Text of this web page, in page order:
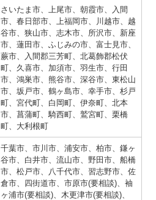
さいたま市、上尾市、朝霞市、入間
市、春日部市、上福岡市、川越市、越
谷市、狭山市、志木市、所沢市、新座
市、蓮田市、ふじみの市、富士見市、
蕨市、入間郡三芳町、北葛飾郡松伏
町、久喜市、加須市、羽生市、行田
市、鴻巣市、熊谷市、深谷市、東松山
市、坂戸市、鶴ヶ島市、幸手市、杉戸
町、宮代町、白岡町、伊奈町、北本
市、菖蒲町、騎西町、鷲宮町、栗橋
町、大利根町
千葉市、市川市、浦安市、柏市、鎌ヶ
谷市、白井市、流山市、野田市、船橋
市、松戸市、八千代市、習志野市、佐
倉市、四街道市、市原市(要相談)、袖
ヶ浦市(要相談)、木更津市(要相談)、